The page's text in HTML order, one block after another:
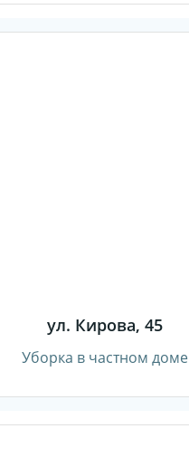
ул. Кирова, 45
Уборка в частном доме